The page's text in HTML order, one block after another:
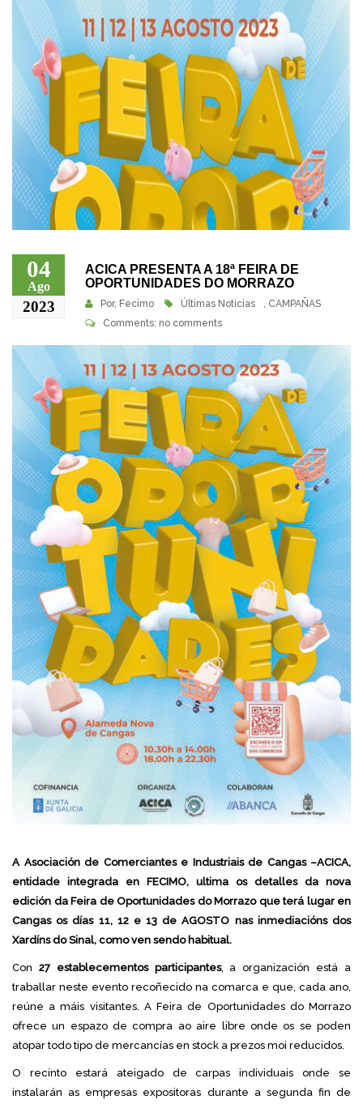
04
Ago
2023
ACICA PRESENTA A 18ª FEIRA DE
OPORTUNIDADES DO MORRAZO
Por, Fecimo Últimas Noticias , CAMPAÑAS
Comments: no comments
A Asociación de Comerciantes e Industriais de Cangas –ACICA,
entidade integrada en FECIMO, ultima os detalles da nova
edición da Feira de Oportunidades do Morrazo que terá lugar en
Cangas os días 11, 12 e 13 de AGOSTO nas inmediacións dos
Xardíns do Sinal, como ven sendo habitual.
Con 27 establecementos participantes, a organización está a
traballar neste evento recoñecido na comarca e que, cada ano,
reúne a máis visitantes. A Feira de Oportunidades do Morrazo
ofrece un espazo de compra ao aire libre onde os se poden
atopar todo tipo de mercancías en stock a prezos moi reducidos.
O recinto estará ateigado de carpas individuais onde se
instalarán as empresas expositoras durante a segunda fin de